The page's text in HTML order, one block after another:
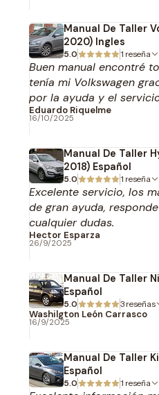
Manual De Taller
2020) Ingles
5.0 1 reseña
Buen manual encontré
tenía mi Volkswagen
por la ayuda y el
Eduardo Riquelme
16/10/2025
Manual De Taller
2018) Español
5.0 1 reseña
Excelente servicio, los
de gran ayuda,
cualquier dudas.
Hector Esparza
26/9/2025
Manual De Taller
Español
5.0 3 reseñas
Washilgton León Carrasco
16/9/2025
Manual De Taller
Español
5.0 1 reseña